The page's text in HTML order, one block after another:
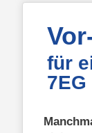
für
7EG